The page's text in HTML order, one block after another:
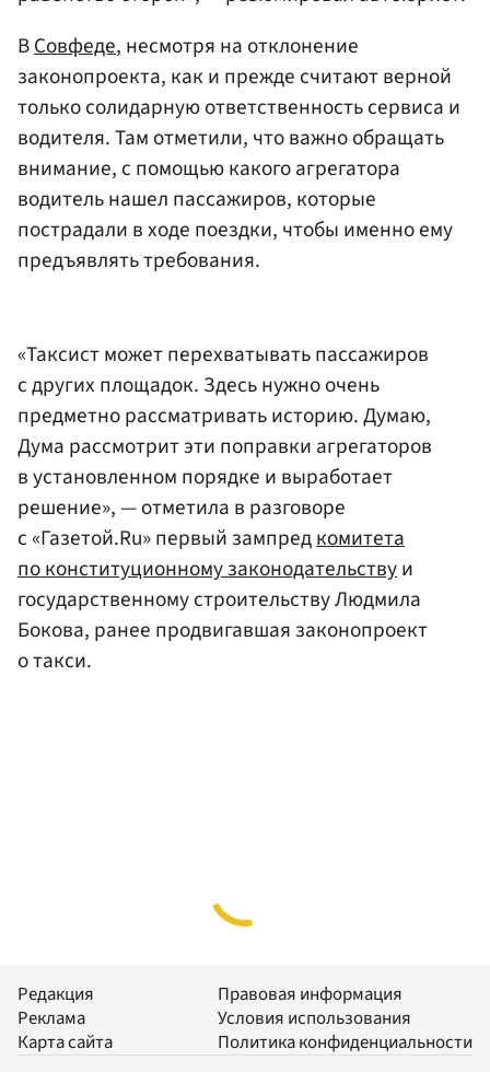
ВСовфеде, несмотря на отклонение
законопроекта, как и прежде считают верной
только солидарную ответственность сервиса и
водителя. Там отметили, что важно обращать
внимание, с помощью какого агрегатора
водитель нашел пассажиров, которые
пострадали в ходе поездки, чтобы именно ему
предъявлять требования.
«Таксист может перехватывать пассажиров
с других площадок. Здесь нужно очень
предметно рассматривать историю. Думаю,
Дума рассмотрит эти поправки агрегаторов
в установленном порядке и выработает
решение», — отметила в разговоре
с «Газетой.Ru» первый зампредкомитета
по конституционному законодательствуи
государственному строительству Людмила
Бокова, ранее продвигавшая законопроект
о такси.
Редакция
Реклама
Карта сайта
Правовая информация
Условия использования
Политика конфиденциальности